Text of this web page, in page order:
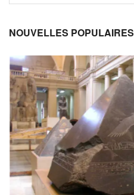
NOUVELLES POPULAIRES